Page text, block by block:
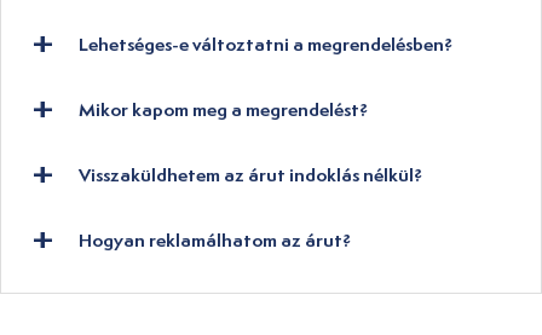
Lehetséges-e változtatni a megrendelésben?
Mikor kapom meg a megrendelést?
Visszaküldhetem az árut indoklás nélkül?
Hogyan reklamálhatom az árut?